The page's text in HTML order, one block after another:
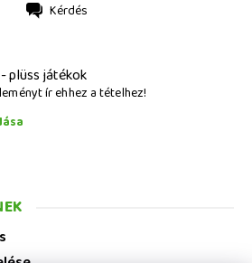
Kérdés
plüss játékok
ír ehhez a tételhez!